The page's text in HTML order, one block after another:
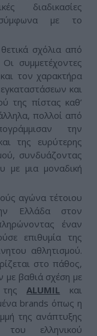
διαδικασίες
σύμφωνα με το
σχόλια από
συμμετέχοντες
τον χαρακτήρα
και
της πίστας καθ’
πολλοί από
την
της ευρύτερης
συνδυάζοντας
με μια μοναδική
αγώνα τέτοιου
Ελλάδα στον
έναν
επιθυμία της
αθλητισμού.
στο πάθος,
με βαθιά σχέση με
τηςALUMIL και
brands όπως η
της ανάπτυξης
ελληνικού